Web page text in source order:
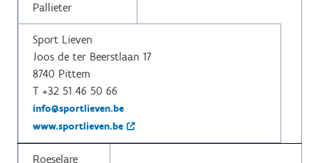
Pallieter
Sport Lieven
Joos de ter Beerstlaan 17
8740 Pittem
T +32 51 46 50 66
info@sportlieven.be
www.sportlieven.be
Roeselare